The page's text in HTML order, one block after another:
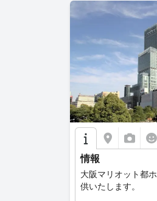
情報
大阪マリオット都
供いたします。